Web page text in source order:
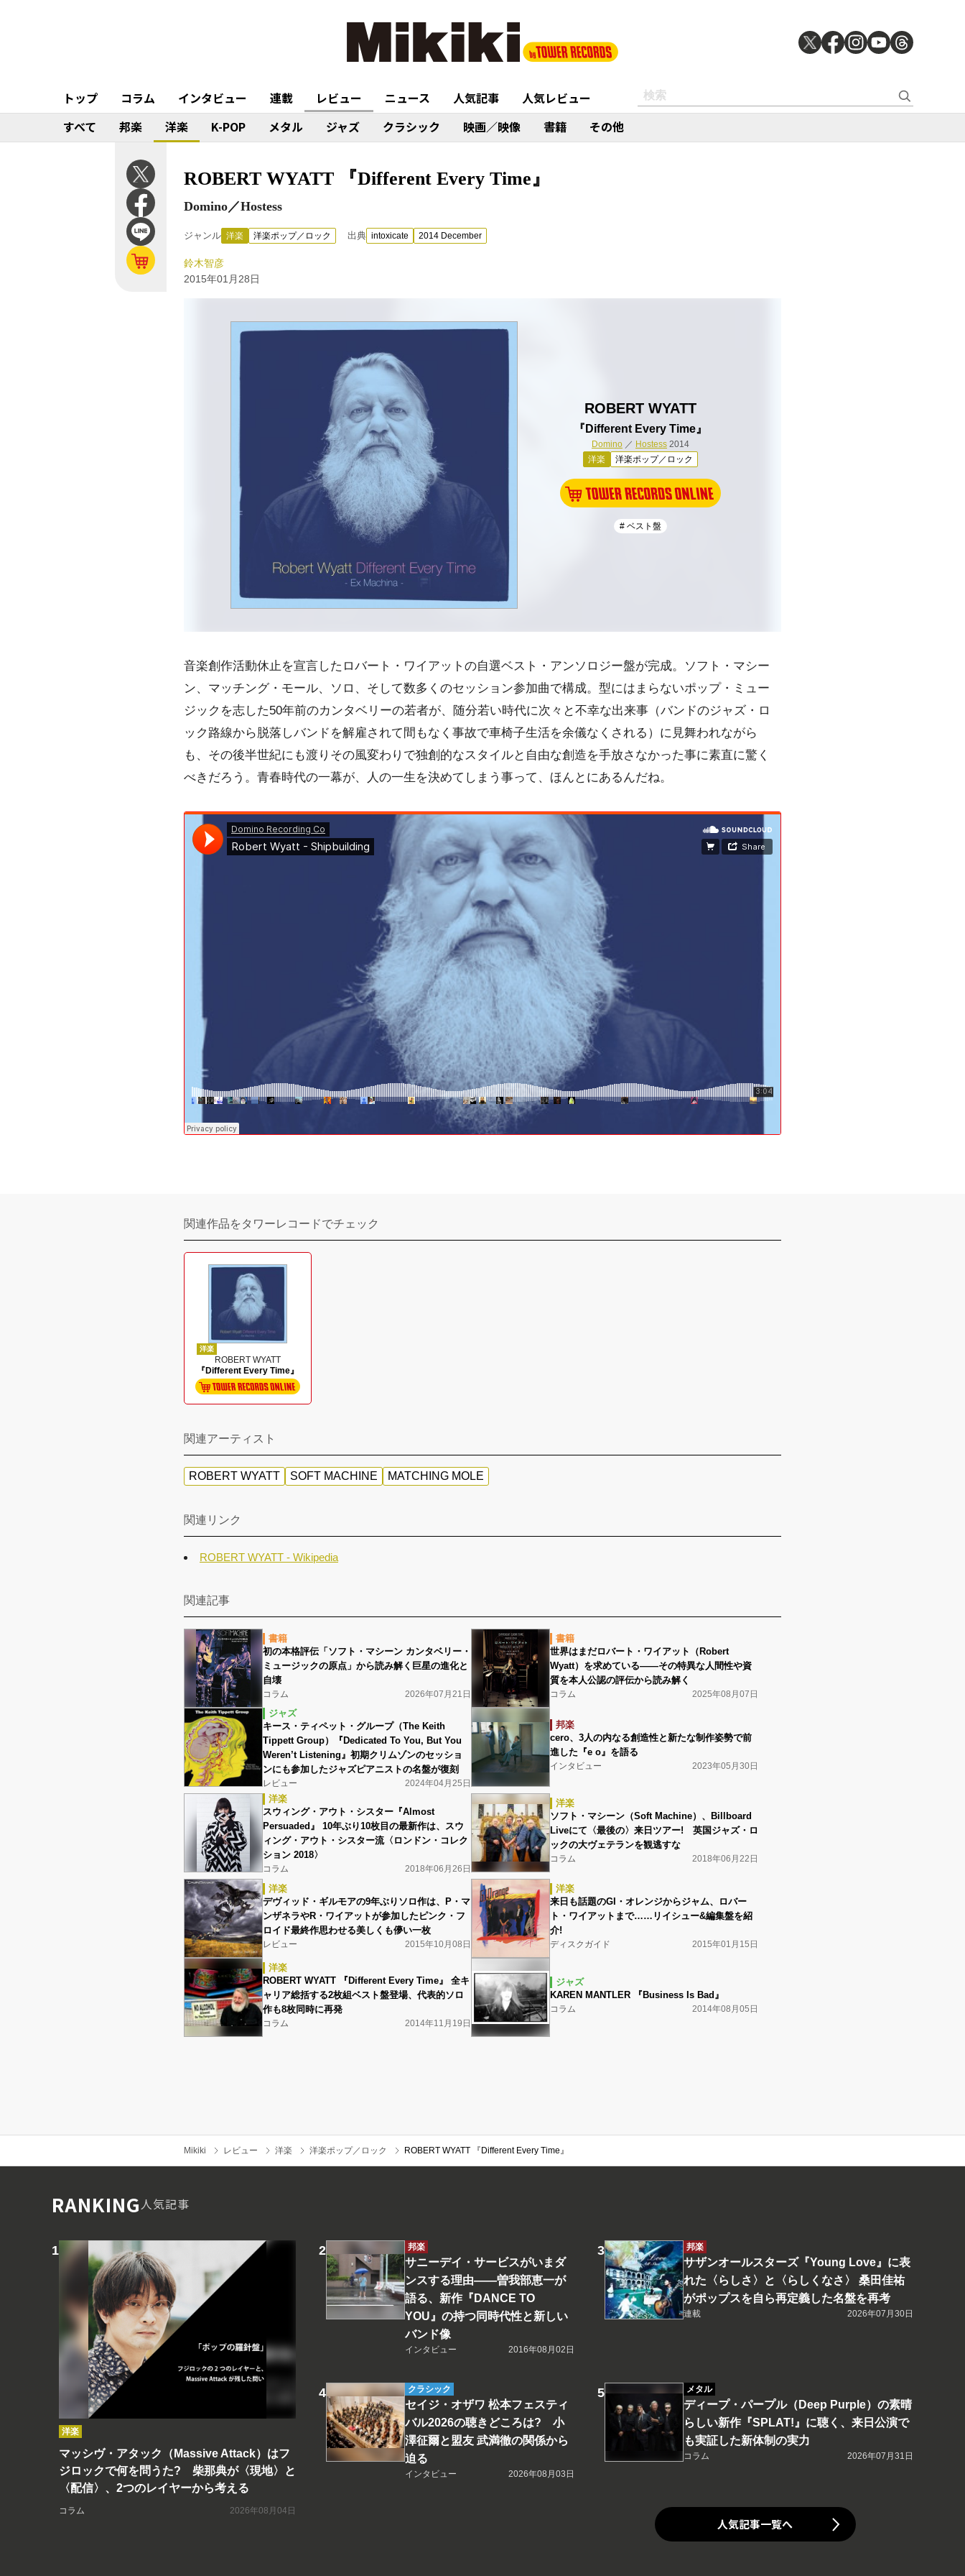
トップ コラム インタビュー 連載 レビュー ニュース 人気記事
人気レビュー
すべて
邦楽 洋楽 K-POP メタル ジャズ クラシック 映画／映像 書籍 その他
ROBERT WYATT 『Different Every Time』
Domino／Hostess
ジャンル 洋楽 洋楽ポップ／ロック 出典 intoxicate 2014 December
鈴木智彦
2015年01月28日
ROBERT WYATT
『Different Every Time』
Domino ／ Hostess 2014
洋楽
洋楽ポップ／ロック
# ベスト盤
音楽創作活動休止を宣言した ロバート・ワイアット の自選ベスト・アンソロジー盤が完成。
ソフト・マシー
ン、 マッチング・モール、ソロ、そして数多くのセッション参加曲で構成。型にはまらないポップ・ミュー
ジックを志した50年前のカンタベリーの若者が、随分若い時代に次々と不幸な出来事（バンドのジャズ・ロ
ック 路線から脱落しバンドを解雇されて間もなく事故で車椅子生活を余儀なくされる）に見舞われながら
も、その後半世紀にも渡りその風変わりで独創的なスタイルと自由な創造を手放さなかった事に素直に驚く
べきだろう。青春時代の一幕が、人の一生を決めてしまう事って、ほんとにあるんだね。
関連作品をタワーレコードでチェック
洋楽
ROBERT WYATT
『Different Every Time』
関連アーティスト
ROBERT WYATT SOFT MACHINE MATCHING MOLE
関連リンク
ROBERT WYATT - Wikipedia
関連記事
書籍
初の本格評伝「ソフト・マシーン カンタベリー・
ミュージックの原点」から読み解く巨星の進化と
自壊
コラム 2026年07月21日
書籍
世界はまだロバート・ワイアット（Robert
Wyatt）を求めている――その特異な人間性や資
質を本人公認の評伝から読み解く
コラム 2025年08月07日
ジャズ
キース・ティペット・グループ（The Keith
Tippett Group）『Dedicated To You, But You
Weren’t Listening』初期クリムゾンのセッショ
ンにも参加したジャズピアニストの名盤が復刻
レビュー 2024年04月25日
邦楽
cero、3人の内なる創造性と新たな制作姿勢で前
進した『e o』を語る
インタビュー 2023年05月30日
洋楽
スウィング・アウト・シスター『Almost
Persuaded』 10年ぶり10枚目の最新作は、スウ
ィング・アウト・シスター流〈ロンドン・コレク
ション 2018〉
コラム 2018年06月26日
洋楽
ソフト・マシーン（Soft Machine）、Billboard
Liveにて〈最後の〉来日ツアー! 英国ジャズ・ロ
ックの大ヴェテランを観逃すな
コラム 2018年06月22日
洋楽
デヴィッド・ギルモアの9年ぶりソロ作は、P・マ
ンザネラやR・ワイアットが参加したピンク・フ
ロイド最終作思わせる美しくも儚い一枚
レビュー 2015年10月08日
洋楽
来日も話題のGI・オレンジからジャム、ロバー
ト・ワイアットまで……リイシュー&編集盤を紹
介!
ディスクガイド 2015年01月15日
洋楽
ROBERT WYATT 『Different Every Time』 全キ
ャリア総括する2枚組ベスト盤登場、代表的ソロ
作も8枚同時に再発
コラム 2014年11月19日
ジャズ
KAREN MANTLER 『Business Is Bad』
コラム 2014年08月05日
Mikiki レビュー 洋楽 洋楽ポップ／ロック ROBERT WYATT 『Different Every Time』
RANKING人気記事
洋楽
マッシヴ・アタック（Massive Attack）はフ
ジロックで何を問うた? 柴那典が〈現地〉と
〈配信〉、2つのレイヤーから考える
コラム 2026年08月04日
邦楽
サニーデイ・サービスがいまダ
ンスする理由――曽我部恵一が
語る、新作『DANCE TO
YOU』の持つ同時代性と新しい
バンド像
インタビュー 2016年08月02日
邦楽
サザンオールスターズ『Young Love』に表
れた〈らしさ〉と〈らしくなさ〉 桑田佳祐
がポップスを自ら再定義した名盤を再考
連載 2026年07月30日
クラシック
セイジ・オザワ 松本フェスティ
バル2026の聴きどころは? 小
澤征爾と盟友 武満徹の関係から
迫る
インタビュー 2026年08月03日
メタル
ディープ・パープル（Deep Purple）の素晴
らしい新作『SPLAT!』に聴く、来日公演で
も実証した新体制の実力
コラム 2026年07月31日
人気記事一覧へ